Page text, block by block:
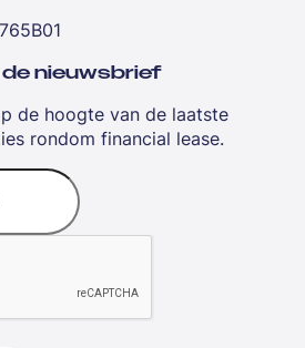
nieuwsbrief
de hoogte van de laatste
rondom financial lease.